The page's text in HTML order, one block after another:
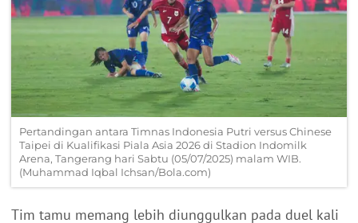
Pertandingan antara Timnas Indonesia Putri versus Chinese
Taipei di Kualifikasi Piala Asia 2026 di Stadion Indomilk
Arena, Tangerang hari Sabtu (05/07/2025) malam WIB.
(Muhammad Iqbal Ichsan/Bola.com)
Tim tamu memang lebih diunggulkan pada duel kali